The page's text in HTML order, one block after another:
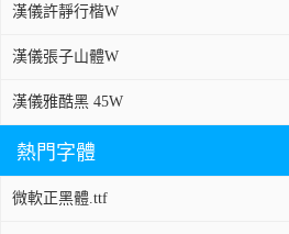
漢儀許靜行楷W
漢儀張子山體W
漢儀雅酷黑 45W
熱門字體
微軟正黑體.ttf